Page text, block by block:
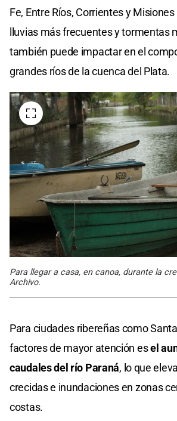
Fe, Entre Ríos, Corrientes y
lluvias más frecuentes y tormentas
también puede impactar en el
grandes ríos de la cuenca del Plata.
Para llegar a casa, en canoa, durante la
Archivo.
Para ciudades ribereñas como
factores de mayor atención esel
caudales del río Paraná, lo que
crecidas e inundaciones en zonas
costas.